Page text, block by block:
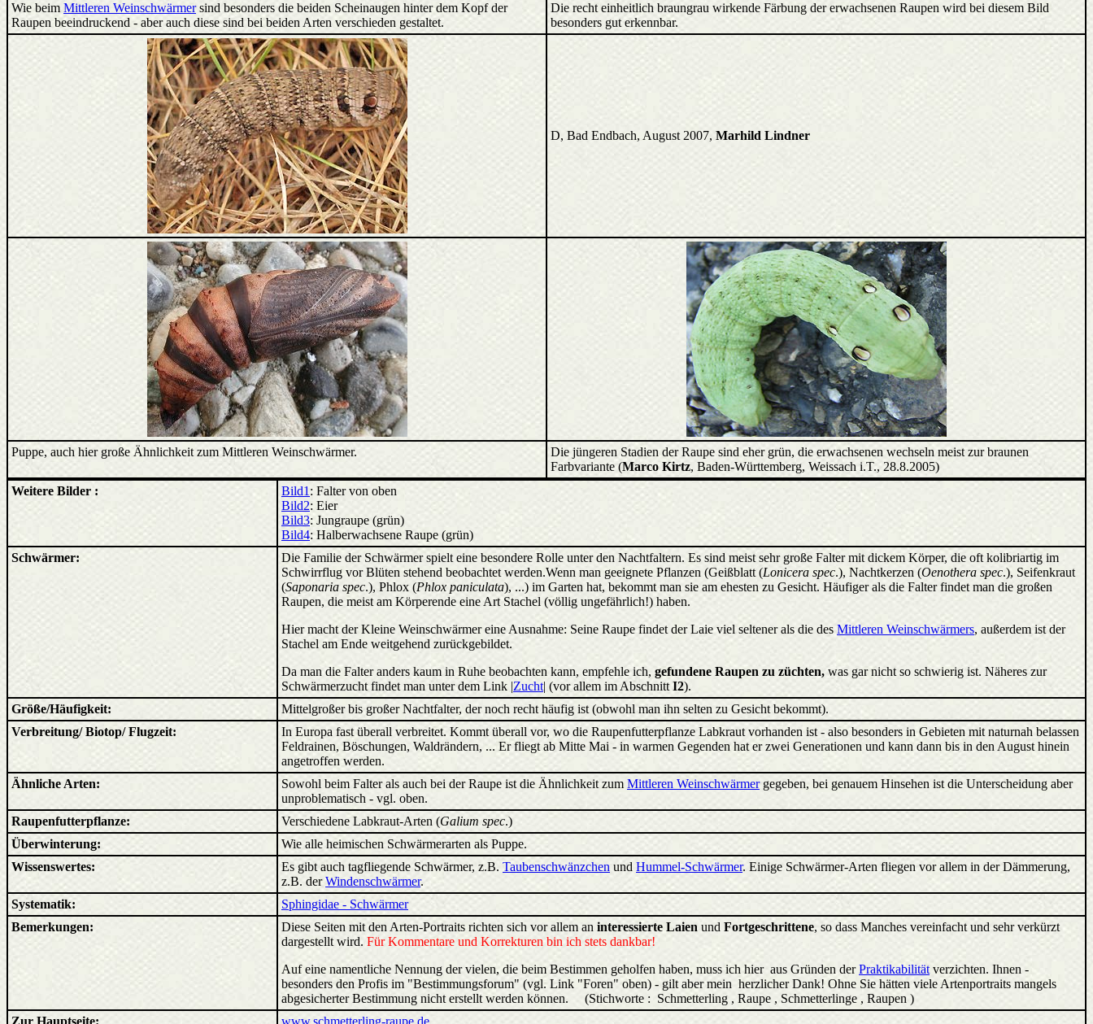
Wie beim Mittleren Weinschwärmersind besonders die beiden Scheinaugen hinter dem Kopf der
Raupen beeindruckend - aber auch diese sind bei beiden Arten verschieden gestaltet.
Die recht einheitlich braungrau wirkende Färbung der erwachsenen Raupen wird bei diesem Bild
besonders gut erkennbar.
D, Bad Endbach, August 2007, Marhild Lindner
Puppe, auch hier große Ähnlichkeit zum Mittleren Weinschwärmer.
Die jüngeren Stadien der Raupe sind eher grün, die erwachsenen wechseln meist zur braunen
Farbvariante (Marco Kirtz, Baden-Württemberg, Weissach i.T., 28.8.2005)
Weitere Bilder :
Bild1 : Falter von oben
Bild2: Eier
Bild3: Jungraupe (grün)
Bild4: Halberwachsene Raupe (grün)
Schwärmer:
Die Familie der Schwärmer spielt eine besondere Rolle unter den Nachtfaltern. Es sind meist sehr große Falter mit dickem Körper, die oft kolibriartig im
Schwirrflug vor Blüten stehend beobachtet werden.Wenn man geeignete Pflanzen (Geißblatt (Lonicera spec.), Nachtkerzen (Oenothera spec.), Seifenkraut
(Saponaria spec.), Phlox (Phlox paniculata), ...) im Garten hat, bekommt man sie am ehesten zu Gesicht. Häufiger als die Falter findet man die großen
Raupen, die meist am Körperende eine Art Stachel (völlig ungefährlich!) haben.
Hier macht der Kleine Weinschwärmer eine Ausnahme: Seine Raupe findet der Laie viel seltener als die des Mittleren Weinschwärmers, außerdem ist der
Stachel am Ende weitgehend zurückgebildet.
Da man die Falter anders kaum in Ruhe beobachten kann, empfehle ich, gefundene Raupen zu züchten,was gar nicht so schwierig ist. Näheres zur
Schwärmerzucht findet man unter dem Link |Zucht| (vor allem im AbschnittI2).
Größe/Häufigkeit:
Mittelgroßer bis großer Nachtfalter, der noch recht häufig ist (obwohl man ihn selten zu Gesicht bekommt).
Verbreitung/ Biotop/ Flugzeit:
In Europa fast überall verbreitet. Kommt überall vor, wo die Raupenfutterpflanze Labkraut vorhanden ist - also besonders in Gebieten mit naturnah belassen
Feldrainen, Böschungen, Waldrändern, ... Er fliegt ab Mitte Mai - in warmen Gegenden hat er zwei Generationen und kann dann bis in den August hinein
angetroffen werden.
Ähnliche Arten:
Sowohl beim Falter als auch bei der Raupe ist die Ähnlichkeit zum Mittleren Weinschwärmergegeben, bei genauem Hinsehen ist die Unterscheidung aber
unproblematisch - vgl. oben.
Raupenfutterpflanze:
Verschiedene Labkraut-Arten (Galium spec.)
Überwinterung:
Wie alle heimischen Schwärmerarten als Puppe.
Wissenswertes:
Es gibt auch tagfliegende Schwärmer, z.B. Taubenschwänzchen und Hummel-Schwärmer. Einige Schwärmer-Arten fliegen vor allem in der Dämmerung,
z.B. derWindenschwärmer.
Systematik:
Sphingidae - Schwärmer
Bemerkungen:
Diese Seiten mit den Arten-Portraits richten sich vor allem an interessierte Laien und Fortgeschrittene, so dass Manches vereinfacht und sehr verkürzt
dargestellt wird. Für Kommentare und Korrekturen bin ich stets dankbar!
Auf eine namentliche Nennung der vielen, die beim Bestimmen geholfen haben, muss ich hier aus Gründen derPraktikabilität verzichten. Ihnen -
besonders den Profis im "Bestimmungsforum" (vgl. Link "Foren" oben) - gilt aber mein herzlicher Dank! Ohne Sie hätten viele Artenportraits mangels
abgesicherter Bestimmung nicht erstellt werden können. (Stichworte : Schmetterling , Raupe , Schmetterlinge , Raupen )
Zur Hauptseite:
www.schmetterling-raupe.de